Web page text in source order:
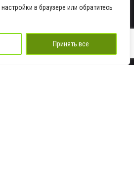
в браузере или обратитесь
Принять все
ул. Элеваторная 4,